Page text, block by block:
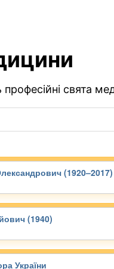
свята
(1920–2017)
(1940)
України